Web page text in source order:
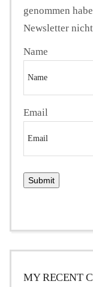
genommen
Newsletter
Name
Email
MY RECENT